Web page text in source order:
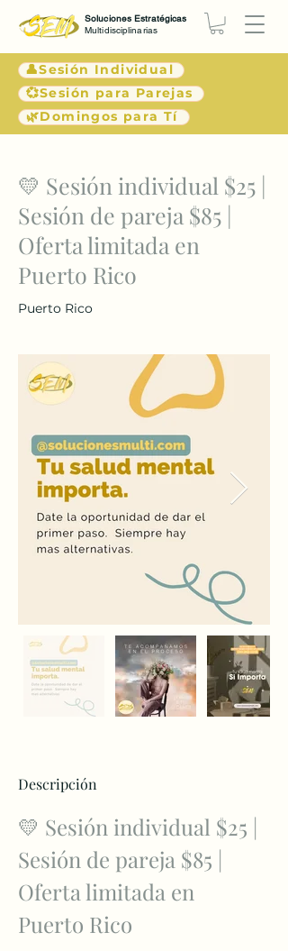
👤Sesión Individual
💞Sesión para Parejas
🌿Domingos para Tí
Soluciones Estratégicas
Multidisciplinarias
< Atrás
💛 Sesión individual $25 |
Sesión de pareja $85 |
Oferta limitada en
Puerto Rico
Puerto Rico
Descripción
💛 Sesión individual $25 |
Sesión de pareja $85 |
Oferta limitada en
Puerto Rico